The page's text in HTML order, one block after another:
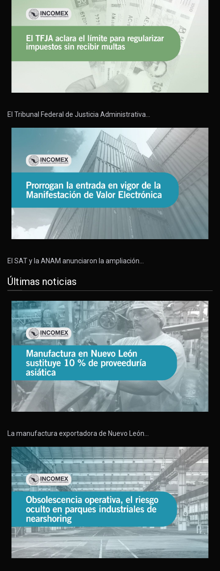
El Tribunal Federal de Justicia Administrativa…
El SAT y la ANAM anunciaron la ampliación…
Últimas noticias
La manufactura exportadora de Nuevo León…